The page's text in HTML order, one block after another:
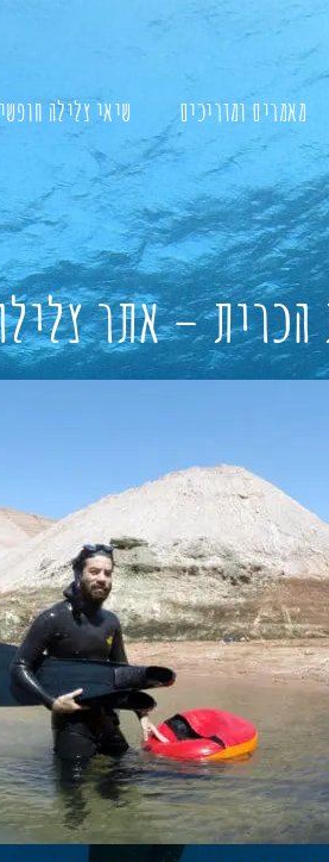
מאמרים ומדריכים שיאי צלילה
הכרית – אתר